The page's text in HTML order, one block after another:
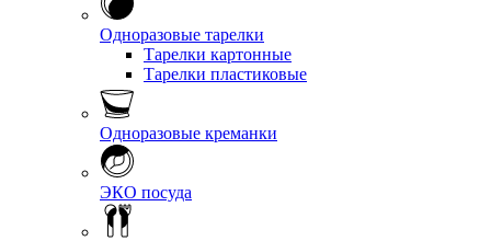
Одноразовые тарелки
Тарелки картонные
Тарелки пластиковые
Одноразовые креманки
ЭКО посуда